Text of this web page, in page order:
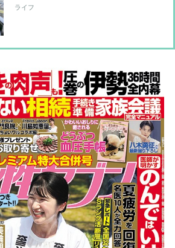
ル、スポットを旅行ジャーナリストが
ライフ